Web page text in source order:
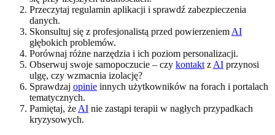
Przeczytaj regulamin aplikacji i sprawdź zabezpieczenia
danych.
Skonsultuj się z profesjonalistą przed powierzeniem AI
głębokich problemów.
Porównaj różne narzędzia i ich poziom personalizacji.
Obserwuj swoje samopoczucie – czy kontakt z AI przynosi
ulgę, czy wzmacnia izolację?
Sprawdzaj opinie innych użytkowników na forach i portalach
tematycznych.
Pamiętaj, że AI nie zastąpi terapii w nagłych przypadkach
kryzysowych.